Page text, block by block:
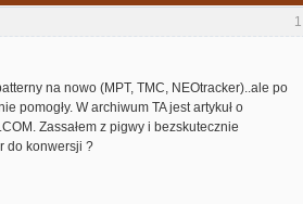
1
na nowo (MPT, TMC, NEOtracker)..ale po
pomogły. W archiwum TA jest artykuł o
Zassałem z pigwy i bezskutecznie
do konwersji ?